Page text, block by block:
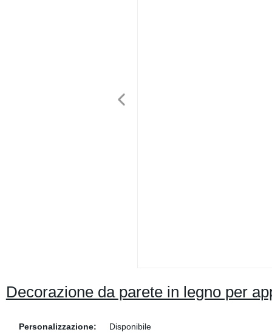
Decorazione da parete in legno per
Personalizzazione:
Disponibile